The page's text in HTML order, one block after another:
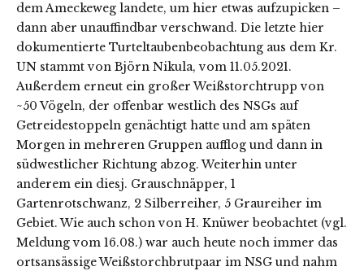
dem Ameckeweg landete, um hier etwas aufzupicken –
dann aber unauffindbar verschwand. Die letzte hier
dokumentierte Turteltaubenbeobachtung aus dem Kr.
UN stammt von Björn Nikula, vom 11.05.2021.
Außerdem erneut ein großer Weißstorchtrupp von
~50 Vögeln, der offenbar westlich des NSGs auf
Getreidestoppeln genächtigt hatte und am späten
Morgen in mehreren Gruppen aufflog und dann in
südwestlicher Richtung abzog. Weiterhin unter
anderem ein diesj. Grauschnäpper, 1
Gartenrotschwanz, 2 Silberreiher, 5 Graureiher im
Gebiet. Wie auch schon von H. Knüwer beobachtet (vgl.
Meldung vom 16.08.) war auch heute noch immer das
ortsansässige Weißstorchbrutpaar im NSG und nahm